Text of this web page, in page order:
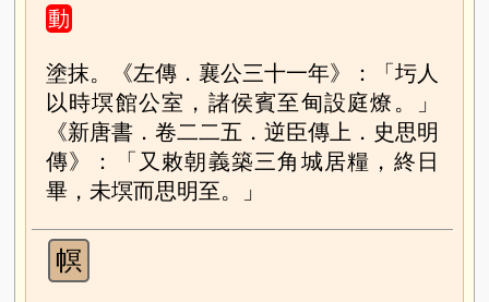
動
塗抹。《左傳．襄公三十一年》：「圬人
以時塓館公室，諸侯賓至甸設庭燎。」
《新唐書．卷二二五．逆臣傳上．史思明
傳》：「又敕朝義築三角城居糧，終日
畢，未塓而思明至。」
幎